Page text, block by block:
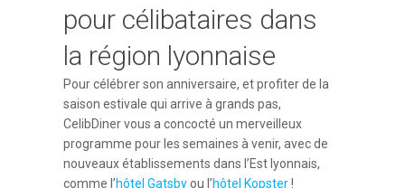
pour célibataires dans
la région lyonnaise
Pour célébrer son anniversaire, et profiter de la
saison estivale qui arrive à grands pas,
CelibDiner vous a concocté un merveilleux
programme pour les semaines à venir, avec de
nouveaux établissements dans l’Est lyonnais,
comme l’hôtel Gatsbyou l’hôtel Kopster!